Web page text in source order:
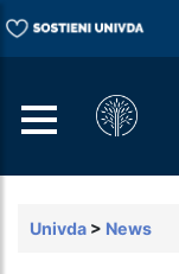
Univda > News